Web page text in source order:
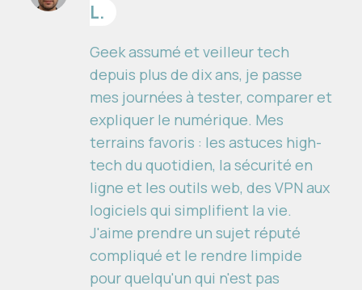
L.
Geek assumé et veilleur tech
depuis plus de dix ans, je passe
mes journées à tester, comparer et
expliquer le numérique. Mes
terrains favoris : les astuces high-
tech du quotidien, la sécurité en
ligne et les outils web, des VPN aux
logiciels qui simplifient la vie.
J'aime prendre un sujet réputé
compliqué et le rendre limpide
pour quelqu'un qui n'est pas